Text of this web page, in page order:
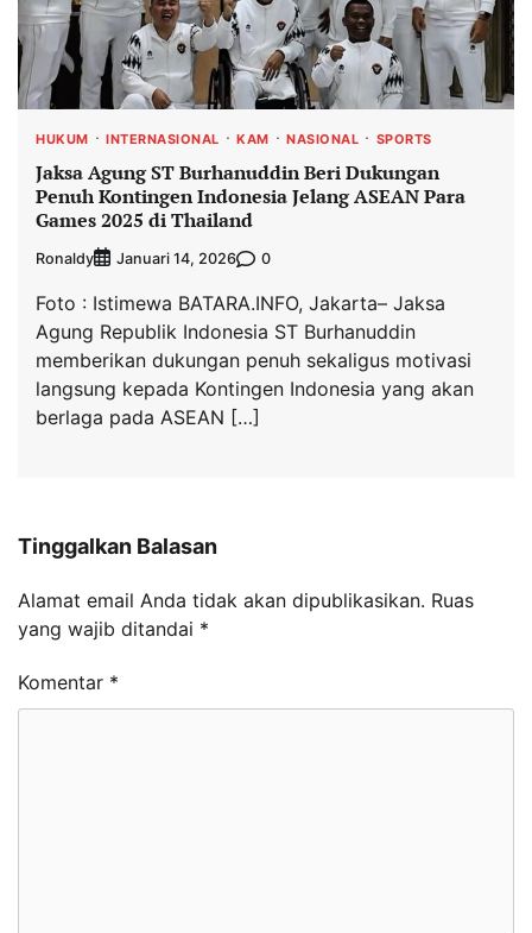
HUKUM INTERNASIONAL KAM NASIONAL SPORTS
Jaksa Agung ST Burhanuddin Beri Dukungan
Penuh Kontingen Indonesia Jelang ASEAN Para
Games 2025 di Thailand
Ronaldy Januari 14, 2026 0
Foto : Istimewa BATARA.INFO, Jakarta– Jaksa
Agung Republik Indonesia ST Burhanuddin
memberikan dukungan penuh sekaligus motivasi
langsung kepada Kontingen Indonesia yang akan
berlaga pada ASEAN […]
Tinggalkan Balasan
Alamat email Anda tidak akan dipublikasikan. Ruas
yang wajib ditandai *
Komentar *